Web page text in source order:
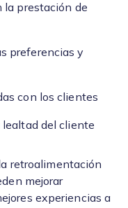
la prestación de
preferencias y
con los clientes
del cliente
retroalimentación
mejorar
experiencias a